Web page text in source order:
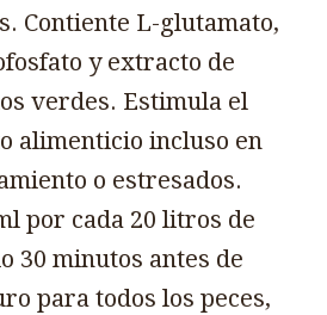
Contiente L-glutamato,
y extracto de
verdes. Estimula el
alimenticio incluso en
o estresados.
por cada 20 litros de
30 minutos antes de
para todos los peces,